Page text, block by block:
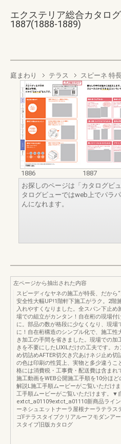
エクステリア総合カタロ
1887(1888-1889)
庭まわり テラス スピーネ 特
1886
1887
お探しのページは「カタログビ
タログビューではweb上でパラ
んになれます。
左ページから抽出された内容
スピーディなヤネの施工が特長、だから“
安全性大幅UP!1階軒下施工がラク。2階
入れやすくなりました。全スパン下止め
場での組立がカンタン！自在桁の現場付
に。部品の数が格段に少なくなり、現場
に！自在桁構造のシンプル化で、施工性
き加工の手間を省きました。現場での加
きを不要にしたLIXILだけの工夫です。
め切詰めAFTER切欠き穴あけネジ止め切
の色は印刷の性質上、実物と多少違うこ
格には消費税・工事費・配送費は含まれ
施工動画をWEB公開施工手順を10分ほど
解説L施工手順ムービーがご覧いただけ
工手順ムービーがご覧いただけます。▼
extct_a01109extct_a01110新商品ライ
ーネシュエットナーラ屋根ナーラテラス
ゴFテラスタイプクリアルーフモダンア
スタイプ旧版カタログ